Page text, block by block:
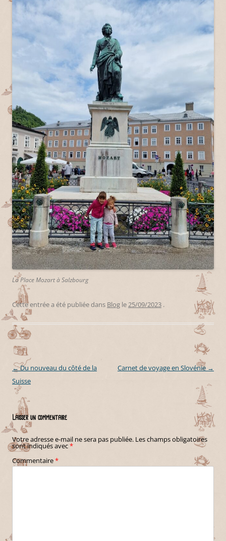
La Place Mozart à Salzbourg
Cette entrée a été publiée dans Blog le 25/09/2023 .
Navigation des articles
←Du nouveau du côté de la
Suisse
Carnet de voyage en Slovénie →
Laisser un commentaire
Votre adresse e-mail ne sera pas publiée. Les champs obligatoires
sont indiqués avec*
Commentaire*